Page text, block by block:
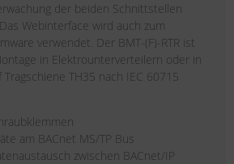
der beiden Schnittstellen
Webinterface wird auch zum
verwendet. Der BMT-(F)-RTR ist
in Elektrounterverteilern oder in
TH35 nach IEC 60715
am BACnet MS/TP Bus
zwischen BACnet/IP